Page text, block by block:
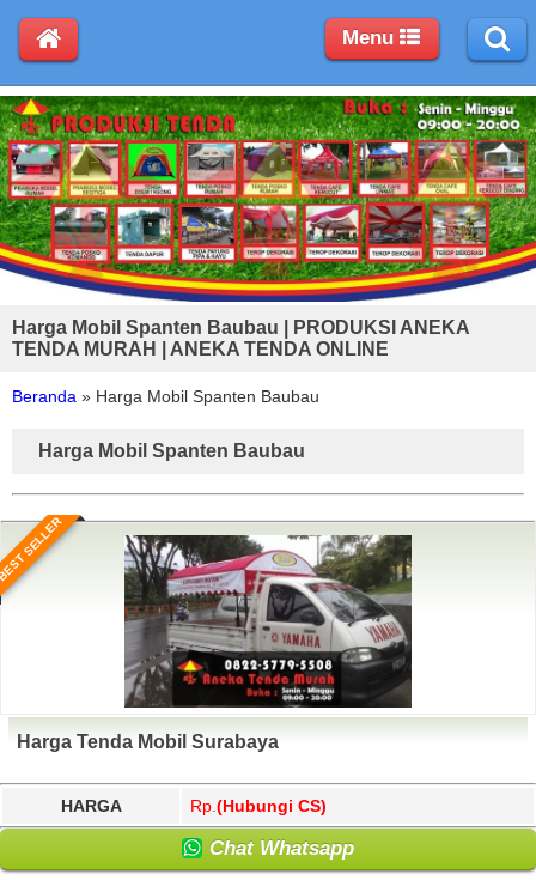
Harga Mobil Spanten Baubau | PRODUKSI ANEKA
TENDA MURAH | ANEKA TENDA ONLINE
Beranda » Harga Mobil Spanten Baubau
Harga Mobil Spanten Baubau
SELLER
Harga Tenda Mobil Surabaya
HARGA Rp. (Hubungi CS)
Chat Whatsapp
Menu